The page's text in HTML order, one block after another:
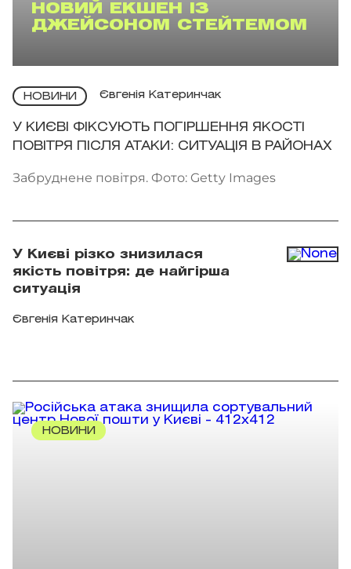
НОВИЙ ЕКШЕН ІЗ
ДЖЕЙСОНОМ СТЕЙТЕМОМ
НОВИНИ Євгенія Катеринчак
У КИЄВІ ФІКСУЮТЬ ПОГІРШЕННЯ ЯКОСТІ
ПОВІТРЯ ПІСЛЯ АТАКИ: СИТУАЦІЯ В РАЙОНАХ
Забруднене повітря. Фото: Getty Images
У Києві різко знизилася
якість повітря: де найгірша
ситуація
Євгенія Катеринчак
НОВИНИ